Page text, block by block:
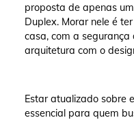
proposta de apenas
Duplex. Morar nele é
casa, com a
arquitetura com o
Estar atualizado sobre
essencial para quem